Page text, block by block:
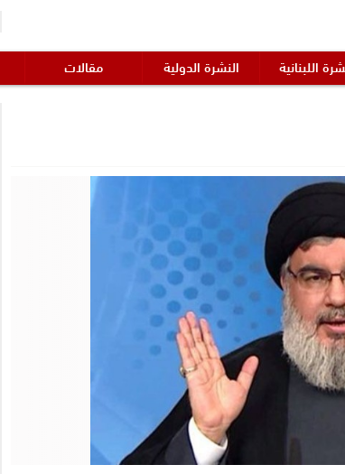
اللبنانية النشرة الدولية مقالات